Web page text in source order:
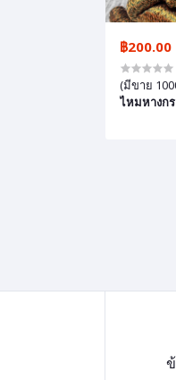
฿200.00
(มีขาย
ไหมหางก